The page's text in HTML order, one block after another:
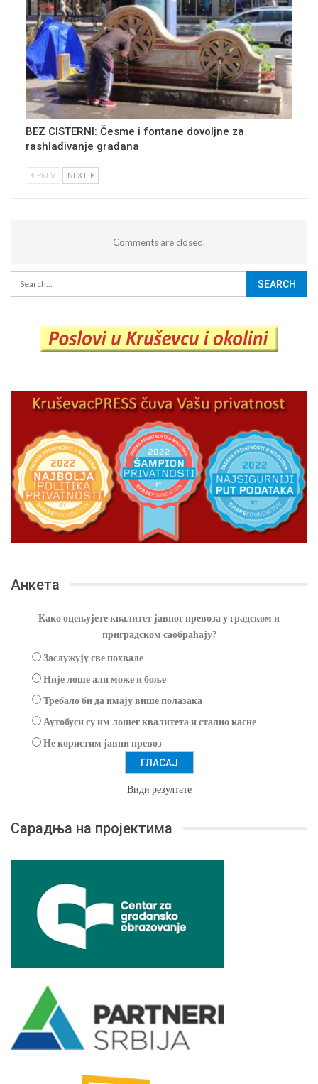
BEZ CISTERNI: Česme i fontane dovoljne za
rashlađivanje građana
PREV NEXT
Comments are closed.
Анкета
Како оцењујете квалитет јавног превоза у градском и
приградском саобраћају?
Заслужују све похвале
Није лоше али може и боље
Требало би да имају више полазака
Аутобуси су им лошег квалитета и стално касне
Не користим јавни превоз
Види резултате
Сарадња на пројектима